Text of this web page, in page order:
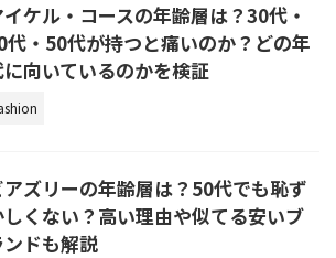
イケル・コースの年齢層は？30代・
代・50代が持つと痛いのか？どの年
向いているのかを検証
アズリーの年齢層は？50代でも恥ず
しくない？高い理由や似てる安いブ
ンドも解説